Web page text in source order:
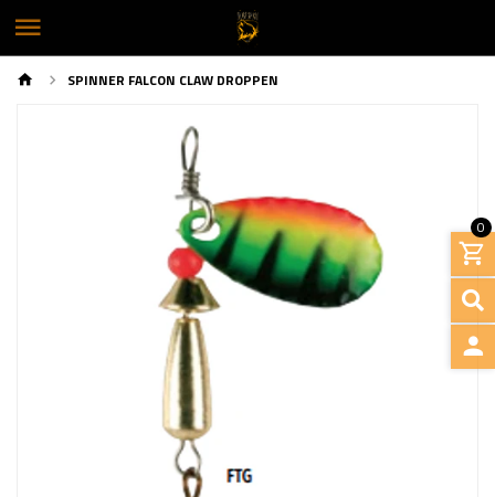
0
SPINNER FALCON CLAW DROPPEN
Next